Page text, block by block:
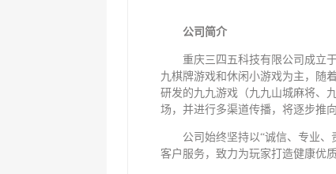
公司简介
重庆三四五科技有限公司成立
九棋牌游戏和休闲小游戏为主，随
研发的九九游戏（九九山城麻将、
场，并进行多渠道传播，将逐步推向
公司始终坚持以“诚信、专业
客户服务，致力为玩家打造健康优